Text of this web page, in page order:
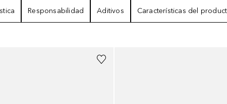
Responsabilidad Aditivos Características del